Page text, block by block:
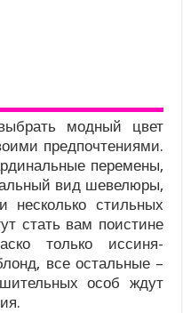
модный цвет
предпочтениями.
перемены,
вид шевелюры,
несколько стильных
стать вам поистине
только иссиня-
все остальные –
особ ждут